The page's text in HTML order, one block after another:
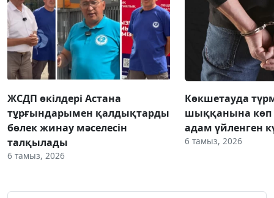
ЖСДП өкілдері Астана
тұрғындарымен қалдықтарды
бөлек жинау мәселесін
талқылады
6 тамыз, 2026
Көкшетауда
шыққанына көп
адам үйленген
6 тамыз, 2026